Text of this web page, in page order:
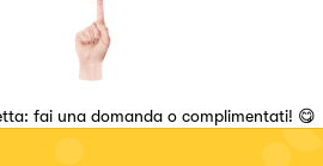
fai una domanda o complimentati! 😋